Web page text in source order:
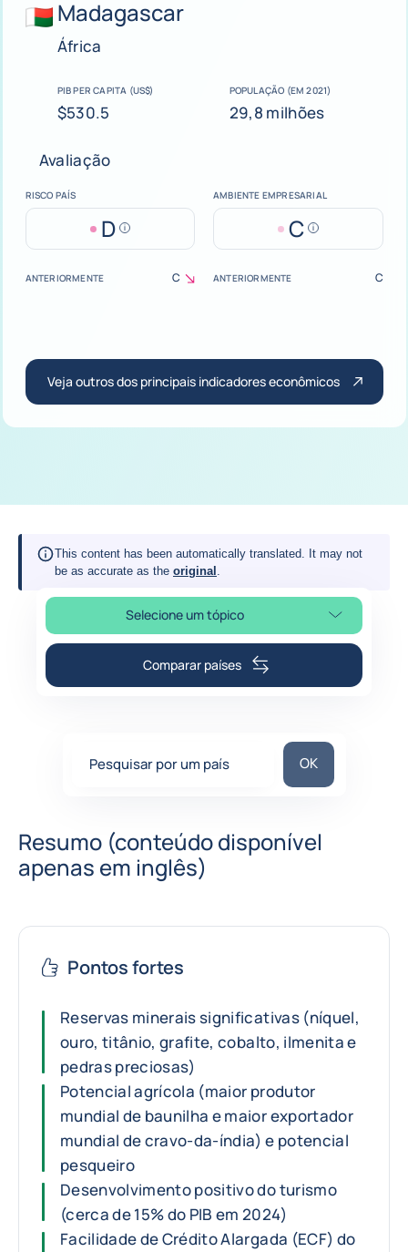
Madagascar
África
PIB PER CAPITA (US$)
$530.5
POPULAÇÃO (EM 2021)
29,8 milhões
Avaliação
RISCO PAÍS
D Help
AMBIENTE EMPRESARIAL
C Help
ANTERIORMENTE C
decreaseANTERIORMENTE C
Veja outros dos principais indicadores econômicos
This content has been automatically translated. It may not
be as accurate as the original .
Selecione um tópicoSelecione a seção da página
Comparar países
Pesquisar por um país Pesquisar por
OK
Resumo (conteúdo disponível
apenas em inglês)
Pontos fortes
Reservas minerais significativas (níquel,
ouro, titânio, grafite, cobalto, ilmenita e
pedras preciosas)
Potencial agrícola (maior produtor
mundial de baunilha e maior exportador
mundial de cravo-da-índia) e potencial
pesqueiro
Desenvolvimento positivo do turismo
(cerca de 15% do PIB em 2024)
Facilidade de Crédito Alargada (ECF) do